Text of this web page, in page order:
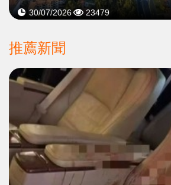
30/07/2026 23479
推薦新聞